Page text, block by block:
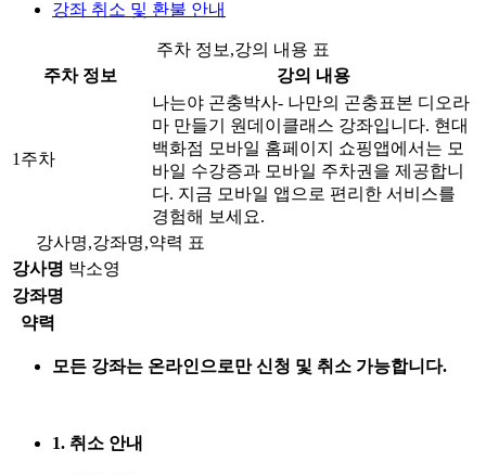
강좌 취소 및 환불 안내
주차 정보,강의 내용 표
주차 정보
강의 내용
1주차
나는야 곤충박사- 나만의 곤충표본 디오라
마 만들기 원데이클래스 강좌입니다. 현대
백화점 모바일 홈페이지 쇼핑앱에서는 모
바일 수강증과 모바일 주차권을 제공합니
다. 지금 모바일 앱으로 편리한 서비스를
경험해 보세요.
강사명,강좌명,약력 표
강사명 박소영
강좌명
약력
모든 강좌는 온라인으로만 신청 및 취소 가능합니다.
1. 취소 안내